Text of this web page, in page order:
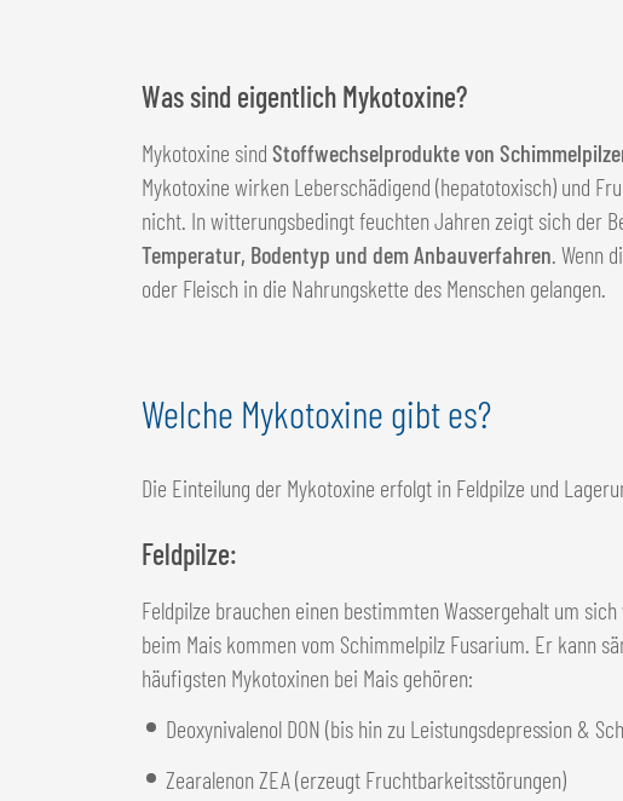
Was sind eigentlich Mykotoxine?
Mykotoxine sind Stoffwechselprodukte von
Mykotoxine wirken Leberschädigend (hepatotoxisch) und
nicht. In witterungsbedingt feuchten Jahren zeigt sich der
Temperatur, Bodentyp und dem Anbauverfahren . Wenn
oder Fleisch in die Nahrungskette des Menschen gelangen.
Welche Mykotoxine gibt es?
Die Einteilung der Mykotoxine erfolgt in Feldpilze und
Feldpilze:
Feldpilze brauchen einen bestimmten Wassergehalt um
beim Mais kommen vom Schimmelpilz Fusarium. Er kann
häufigsten Mykotoxinen bei Mais gehören:
Deoxynivalenol DON (bis hin zu Leistungsdepression &
Zearalenon ZEA (erzeugt Fruchtbarkeitsstörungen)